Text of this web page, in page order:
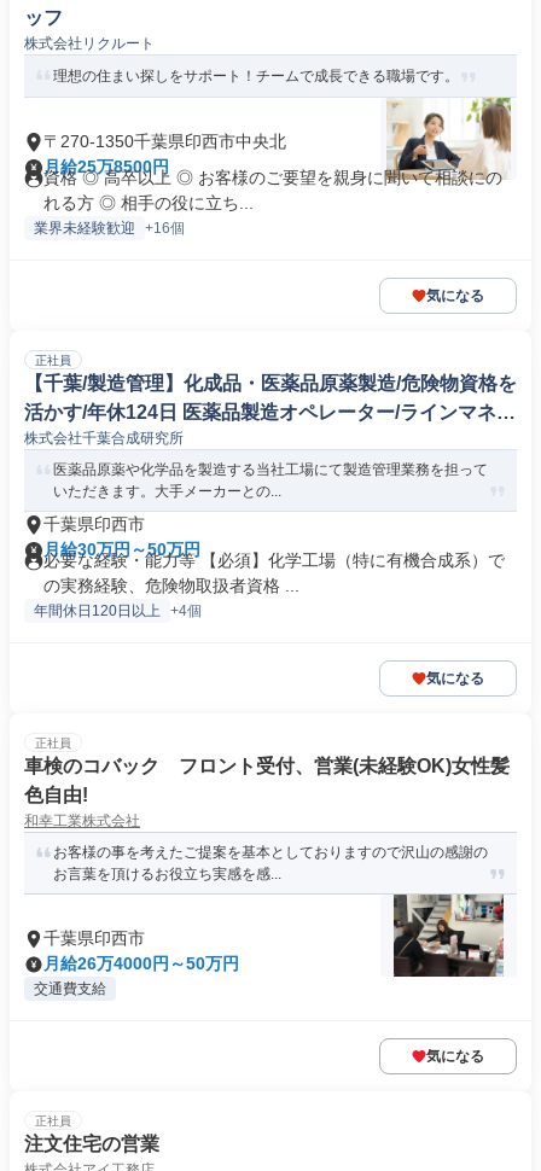
ッフ
株式会社リクルート
理想の住まい探しをサポート！チームで成長できる職場です。
〒270-1350千葉県印西市中央北
月給25万8500円
資格 ◎ 高卒以上 ◎ お客様のご要望を親身に聞いて相談にの
れる方 ◎ 相手の役に立ち...
業界未経験歓迎 +16個
気になる
正社員
【千葉/製造管理】化成品・医薬品原薬製造/危険物資格を
活かす/年休124日 医薬品製造オペレーター/ラインマネー
ジャー
株式会社千葉合成研究所
医薬品原薬や化学品を製造する当社工場にて製造管理業務を担って
いただきます。大手メーカーとの...
千葉県印西市
月給30万円～50万円
必要な経験・能力等 【必須】化学工場（特に有機合成系）で
の実務経験、危険物取扱者資格 ...
年間休日120日以上 +4個
気になる
正社員
車検のコバック フロント受付、営業(未経験OK)女性髪
色自由!
和幸工業株式会社
お客様の事を考えたご提案を基本としておりますので沢山の感謝の
お言葉を頂けるお役立ち実感を感...
千葉県印西市
月給26万4000円～50万円
交通費支給
気になる
正社員
注文住宅の営業